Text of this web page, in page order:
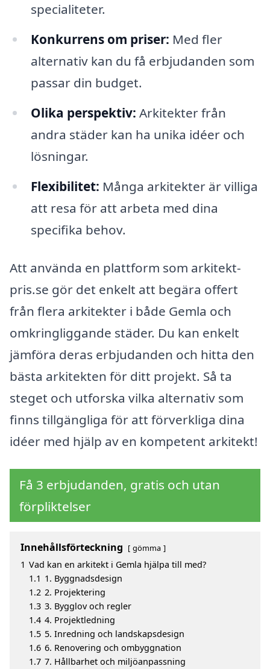
specialiteter.
Konkurrens om priser: Med fler
alternativ kan du få erbjudanden som
passar din budget.
Olika perspektiv: Arkitekter från
andra städer kan ha unika idéer och
lösningar.
Flexibilitet: Många arkitekter är villiga
att resa för att arbeta med dina
specifika behov.
Att använda en plattform som arkitekt-
pris.se gör det enkelt att begära offert
från flera arkitekter i både Gemla och
omkringliggande städer. Du kan enkelt
jämföra deras erbjudanden och hitta den
bästa arkitekten för ditt projekt. Så ta
steget och utforska vilka alternativ som
finns tillgängliga för att förverkliga dina
idéer med hjälp av en kompetent arkitekt!
Få 3 erbjudanden, gratis och utan
förpliktelser
Innehållsförteckning gömma
1 Vad kan en arkitekt i Gemla hjälpa till med?
1.1 1. Byggnadsdesign
1.2 2. Projektering
1.3 3. Bygglov och regler
1.4 4. Projektledning
1.5 5. Inredning och landskapsdesign
1.6 6. Renovering och ombyggnation
1.7 7. Hållbarhet och miljöanpassning